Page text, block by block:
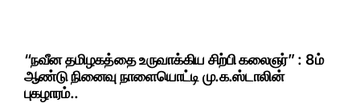
“நவீன தமிழகத்தை உருவாக்கிய சிற்பி கலைஞர்” : 8ம்
ஆண்டு நினைவு நாளையொட்டி மு.க.ஸ்டாலின்
புகழாரம்..